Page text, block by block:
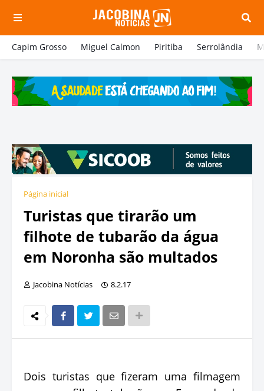
Capim Grosso Miguel Calmon Piritiba Serrolândia
Página inicial
Turistas que tirarão um
filhote de tubarão da água
em Noronha são multados
Jacobina Notícias 8.2.17
Dois turistas que fizeram uma filmagem